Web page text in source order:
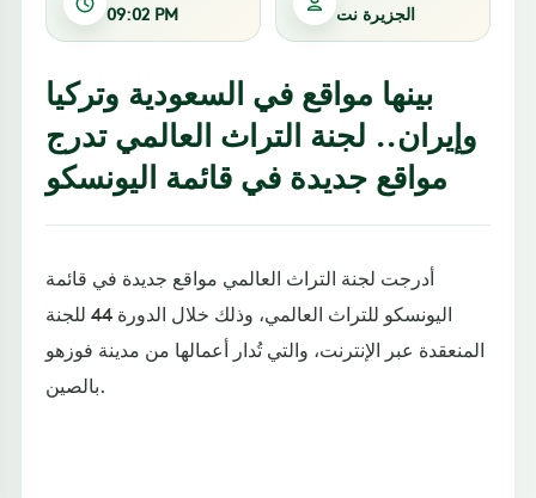
09:02 PM الجزيرة نت
بينها مواقع في السعودية وتركيا
وإيران.. لجنة التراث العالمي تدرج
مواقع جديدة في قائمة اليونسكو
أدرجت لجنة التراث العالمي مواقع جديدة في قائمة
اليونسكو للتراث العالمي، وذلك خلال الدورة 44 للجنة
المنعقدة عبر الإنترنت، والتي تُدار أعمالها من مدينة فوزهو
بالصين.